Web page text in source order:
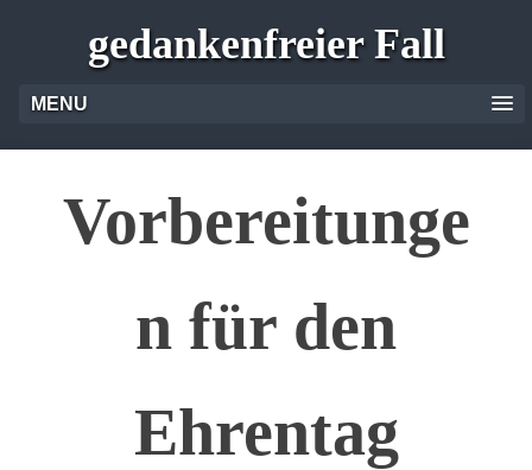
gedankenfreier Fall
MENU
Vorbereitunge
n für den
Ehrentag